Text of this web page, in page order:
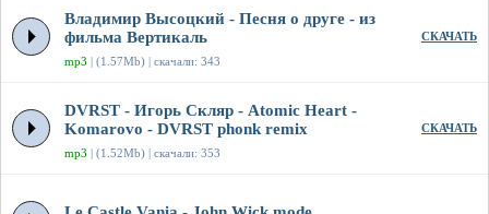
Владимир Высоцкий - Песня о друге - из
фильма Вертикаль
mp3 | (1.57Mb) | скачали: 343
СКАЧАТЬ
DVRST - Игорь Скляр - Atomic Heart -
Komarovo - DVRST phonk remix
mp3 | (1.52Mb) | скачали: 353
СКАЧАТЬ